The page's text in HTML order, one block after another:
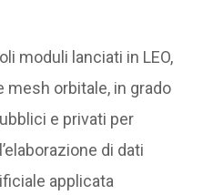
moduli lanciati in LEO,
mesh orbitale, in grado
e privati per
di dati
applicata